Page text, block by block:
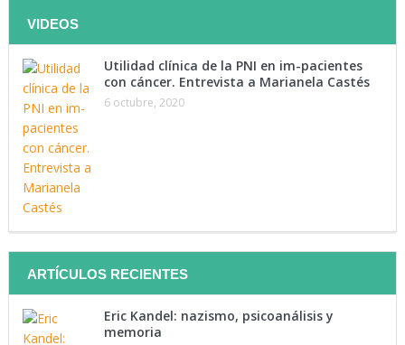
Tenemos como objetivo mantenerte instruido. Suscríbete a
nuestra lista y recibe directamente en tu correo lo último en
VIDEOS
Utilidad clínica de la PNI en im-pacientes
con cáncer. Entrevista a Marianela Castés
6 octubre, 2020
ARTÍCULOS RECIENTES
Eric Kandel: nazismo, psicoanálisis y
memoria